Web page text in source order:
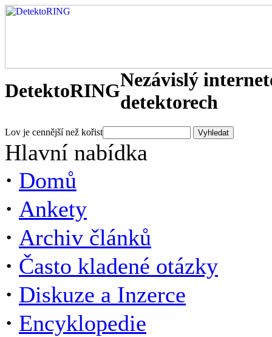
DetektoRINGNezávislý
detektorech
Lov je cennější než kořist
Hlavní nabídka
· Domů
· Ankety
· Archiv článků
· Často kladené otázky
· Diskuze a Inzerce
· Encyklopedie